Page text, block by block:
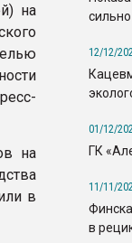
на
на
в
12/12/
01/12/
ГК
11/11/
в